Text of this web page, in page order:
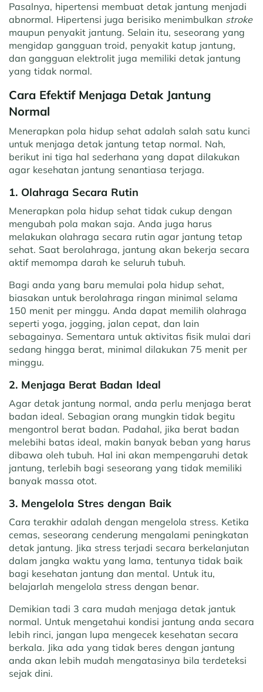
Pasalnya, hipertensi membuat detak jantung menjadi
abnormal. Hipertensi juga berisiko menimbulkan stroke
maupun penyakit jantung. Selain itu, seseorang yang
mengidap gangguan troid, penyakit katup jantung,
dan gangguan elektrolit juga memiliki detak jantung
yang tidak normal.
Cara Efektif Menjaga Detak Jantung
Normal
Menerapkan pola hidup sehat adalah salah satu kunci
untuk menjaga detak jantung tetap normal. Nah,
berikut ini tiga hal sederhana yang dapat dilakukan
agar kesehatan jantung senantiasa terjaga.
1. Olahraga Secara Rutin
Menerapkan pola hidup sehat tidak cukup dengan
mengubah pola makan saja. Anda juga harus
melakukan olahraga secara rutin agar jantung tetap
sehat. Saat berolahraga, jantung akan bekerja secara
aktif memompa darah ke seluruh tubuh.
Bagi anda yang baru memulai pola hidup sehat,
biasakan untuk berolahraga ringan minimal selama
150 menit per minggu. Anda dapat memilih olahraga
seperti yoga, jogging, jalan cepat, dan lain
sebagainya. Sementara untuk aktivitas fisik mulai dari
sedang hingga berat, minimal dilakukan 75 menit per
minggu.
2. Menjaga Berat Badan Ideal
Agar detak jantung normal, anda perlu menjaga berat
badan ideal. Sebagian orang mungkin tidak begitu
mengontrol berat badan. Padahal, jika berat badan
melebihi batas ideal, makin banyak beban yang harus
dibawa oleh tubuh. Hal ini akan mempengaruhi detak
jantung, terlebih bagi seseorang yang tidak memiliki
banyak massa otot.
3. Mengelola Stres dengan Baik
Cara terakhir adalah dengan mengelola stress. Ketika
cemas, seseorang cenderung mengalami peningkatan
detak jantung. Jika stress terjadi secara berkelanjutan
dalam jangka waktu yang lama, tentunya tidak baik
bagi kesehatan jantung dan mental. Untuk itu,
belajarlah mengelola stress dengan benar.
Demikian tadi 3 cara mudah menjaga detak jantuk
normal. Untuk mengetahui kondisi jantung anda secara
lebih rinci, jangan lupa mengecek kesehatan secara
berkala. Jika ada yang tidak beres dengan jantung
anda akan lebih mudah mengatasinya bila terdeteksi
sejak dini.